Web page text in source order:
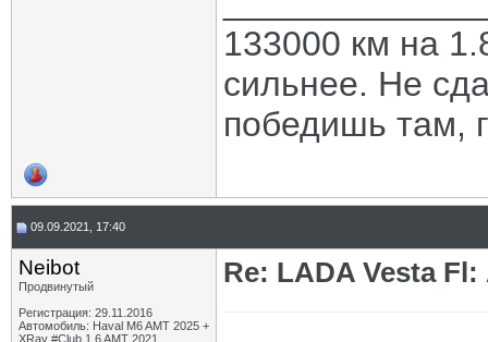
133000 км на
сильнее. Не
победишь там,
09.09.2021, 17:40
Neibot
Продвинутый
Регистрация: 29.11.2016
Автомобиль: Haval M6 AMT 2025 +
XRay #Club 1.6 AMT 2021
Re: LADA Vesta